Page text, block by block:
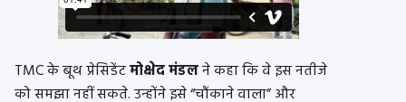
TMC के बूथ प्रेसिडेंटमोक्षेद मंडलने कहा कि वे इस नतीजे
को समझा नहीं सकते. उन्होंने इसे “चौंकाने वाला” और